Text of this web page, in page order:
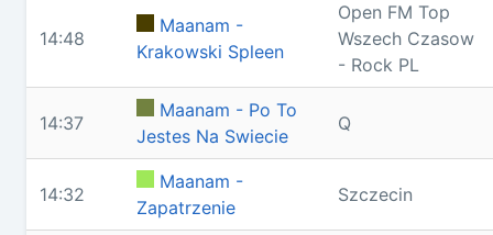
14:48
Maanam -
Krakowski Spleen
Open FM Top
Wszech Czasow
- Rock PL
14:37
Maanam - Po To
Jestes Na Swiecie
Q
14:32
Maanam -
Zapatrzenie
Szczecin